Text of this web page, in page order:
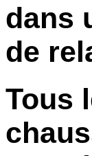
dans
de
Tous